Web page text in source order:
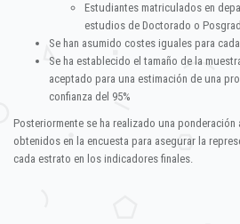
Estudiantes matriculados en
estudios de Doctorado o
Se han asumido costes iguales para
Se ha establecido el tamaño de la
aceptado para una estimación de una
confianza del 95%
Posteriormente se ha realizado una
obtenidos en la encuesta para asegurar la
cada estrato en los indicadores finales.